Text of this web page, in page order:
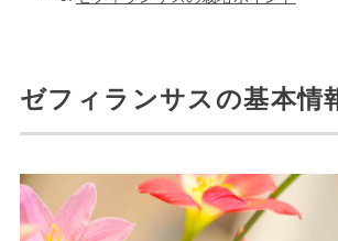
ゼフィランサスの基本情